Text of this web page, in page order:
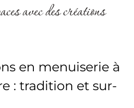
avec des créations
en menuiserie à
: tradition et sur-